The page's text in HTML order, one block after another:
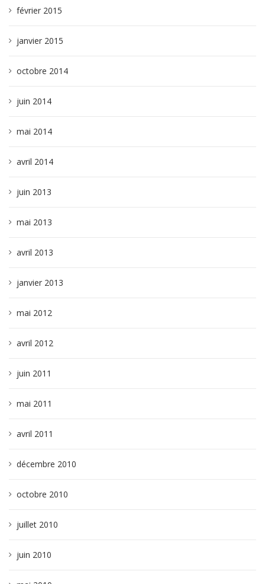
février 2015
janvier 2015
octobre 2014
juin 2014
mai 2014
avril 2014
juin 2013
mai 2013
avril 2013
janvier 2013
mai 2012
avril 2012
juin 2011
mai 2011
avril 2011
décembre 2010
octobre 2010
juillet 2010
juin 2010